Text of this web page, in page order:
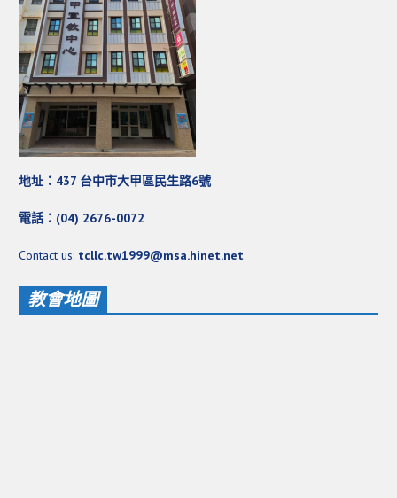
活動影音_2020年
活動影音_2019年
活動影音_2018年
活動影音_2017年
活動影音_2016年
活動影音_2015年
愛加倍協會介紹
地址：437 台中市大甲區民生路6號
電話：(04) 2676-0072
Contact us: tcllc.tw1999@msa.hinet.net
教會地圖